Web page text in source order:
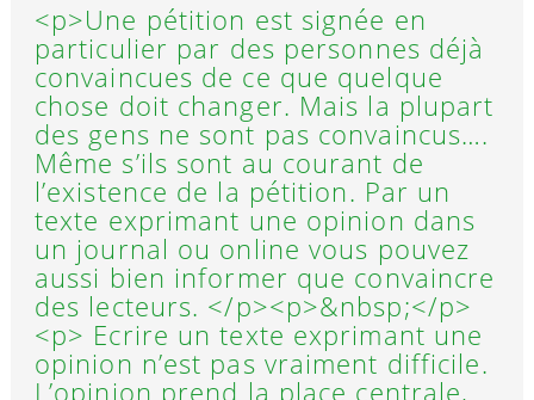
<p>Une pétition est signée en
particulier par des personnes déjà
convaincues de ce que quelque
chose doit changer. Mais la plupart
des gens ne sont pas convaincus….
Même s’ils sont au courant de
l’existence de la pétition. Par un
texte exprimant une opinion dans
un journal ou online vous pouvez
aussi bien informer que convaincre
des lecteurs. </p><p>&nbsp;</p>
<p> Ecrire un texte exprimant une
opinion n’est pas vraiment difficile.
L’opinion prend la place centrale,